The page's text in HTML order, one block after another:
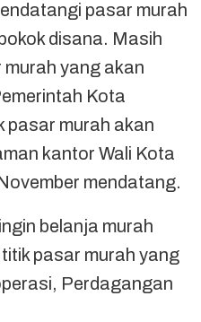
pasar murah
disana. Masih
yang akan
Kota
pasar murah akan
kantor Wali Kota
mendatang.
belanja murah
pasar murah yang
Perdagangan